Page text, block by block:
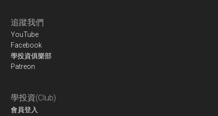
Footer
追蹤我們
YouTube
Facebook
學投資俱樂部
Patreon
學投資(Club)
會員登入